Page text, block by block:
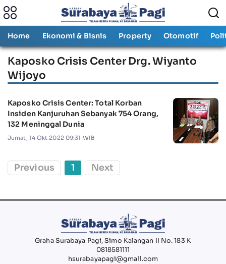
Home Ekonomi & Bisnis Property Otomotif
Kaposko Crisis Center Drg. Wiyanto
Wijoyo
Kaposko Crisis Center: Total Korban
Insiden Kanjuruhan Sebanyak 754 Orang,
132 Meninggal Dunia
Jumat, 14 Okt 2022 09:31 WIB
Previous 1 Next
Graha Surabaya Pagi, Simo Kalangan II No. 183 K
0818581111
hsurabayapagi@gmail.com